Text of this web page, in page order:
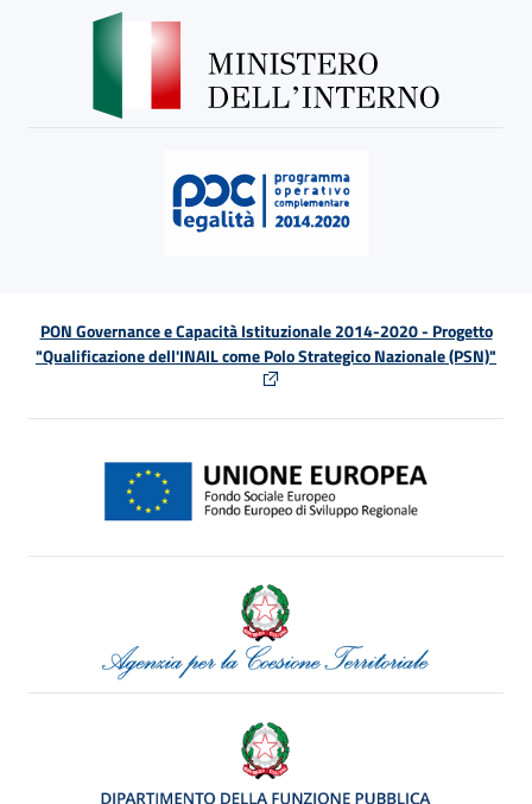
PON Governance e Capacità Istituzionale 2014-2020 - Progetto
"Qualificazione dell'INAIL come Polo Strategico Nazionale (PSN)"